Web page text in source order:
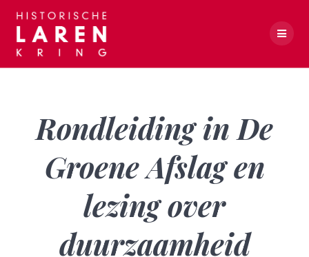
Rondleiding in De
Groene Afslag en
lezing over
duurzaamheid